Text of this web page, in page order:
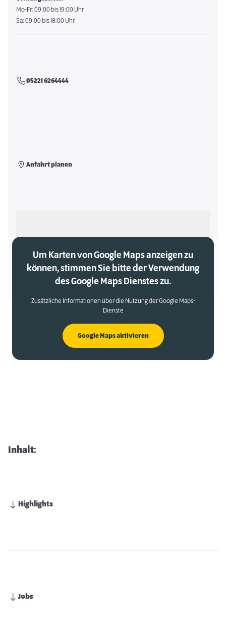
Mo-Fr: 09:00 bis 19:00 Uhr
Sa: 09:00 bis 18:00 Uhr
05221 6264444
Anfahrt planen
Um Karten von Google Maps anzeigen zu
können, stimmen Sie bitte der Verwendung
des Google Maps Dienstes zu.
Zusätzliche Informationen über die Nutzung der Google Maps-
Dienste
Google Maps aktivieren
Inhalt:
Highlights
Jobs